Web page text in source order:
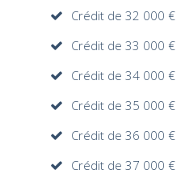
Crédit de 32 000 €
Crédit de 33 000 €
Crédit de 34 000 €
Crédit de 35 000 €
Crédit de 36 000 €
Crédit de 37 000 €